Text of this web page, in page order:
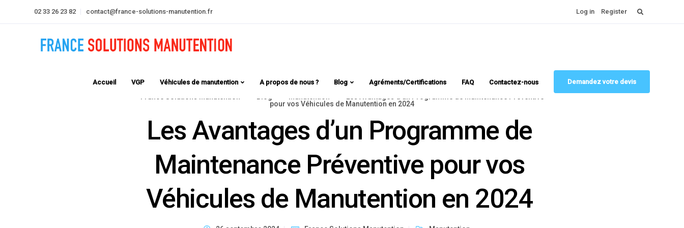
Log in Register Rechercher :
02 33 26 23 82 contact@france-solutions-manutention.fr
Accueil VGP Véhicules de manutention A propos de nous ? Blog Agréments/Certifications FAQ Contactez-nous Demandez votre devis
pour vos Véhicules de Manutention en 2024
Les Avantages d’un Programme de
Maintenance Préventive pour vos
Véhicules de Manutention en 2024